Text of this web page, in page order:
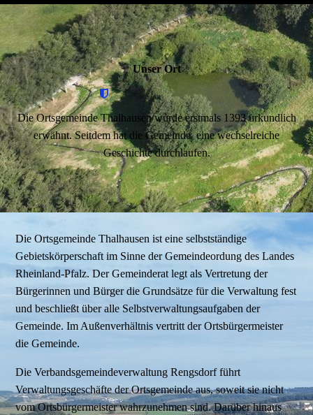
Unser Ort
Die Ortsgemeinde Thalhausen wurde erstmals 1393 urkundlich
erwähnt. Seitdem hat die Gemeinde eine wechselreiche
Geschichte durchlaufen.
Die Ortsgemeinde Thalhausen ist eine selbstständige
Gebietskörperschaft im Sinne der Gemeindeordung des Landes
Rheinland-Pfalz. Der Gemeinderat legt als Vertretung der
Bürgerinnen und Bürger die Grundsätze für die Verwaltung fest
und beschließt über alle Selbstverwaltungsaufgaben der
Gemeinde. Im Außenverhältnis vertritt der Ortsbürgermeister
die Gemeinde.
Die Verbandsgemeindeverwaltung Rengsdorf führt
Verwaltungsgeschäfte der Ortsgemeinde aus, soweit sie nicht
vom Ortsbürgermeister wahrzunehmen sind. Darüber hinaus